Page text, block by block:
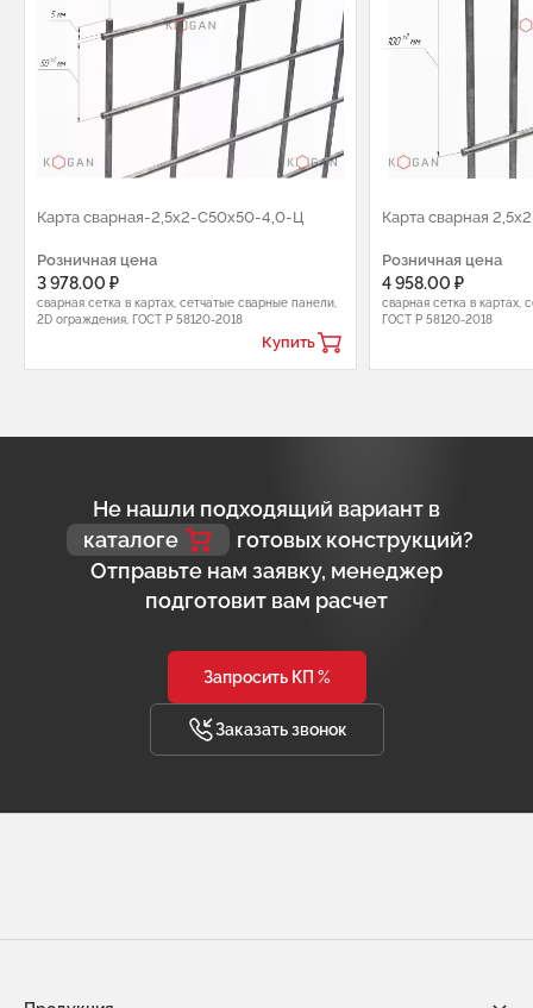
Карта сварная-2,5х2-С50х50-4,0-Ц
Розничная цена
3 978.00 ₽
сварная сетка в картах, сетчатые сварные панели,
2D ограждения, ГОСТ Р 58120-2018
Купить
Карта сварная
Розничная цена
4 958.00 ₽
сварная сетка в картах,
ГОСТ Р 58120-2018
Не нашли подходящий вариант в
каталоге
готовых конструкций?
Отправьте нам заявку, менеджер
подготовит вам расчет
Запросить КП %
Заказать звонок